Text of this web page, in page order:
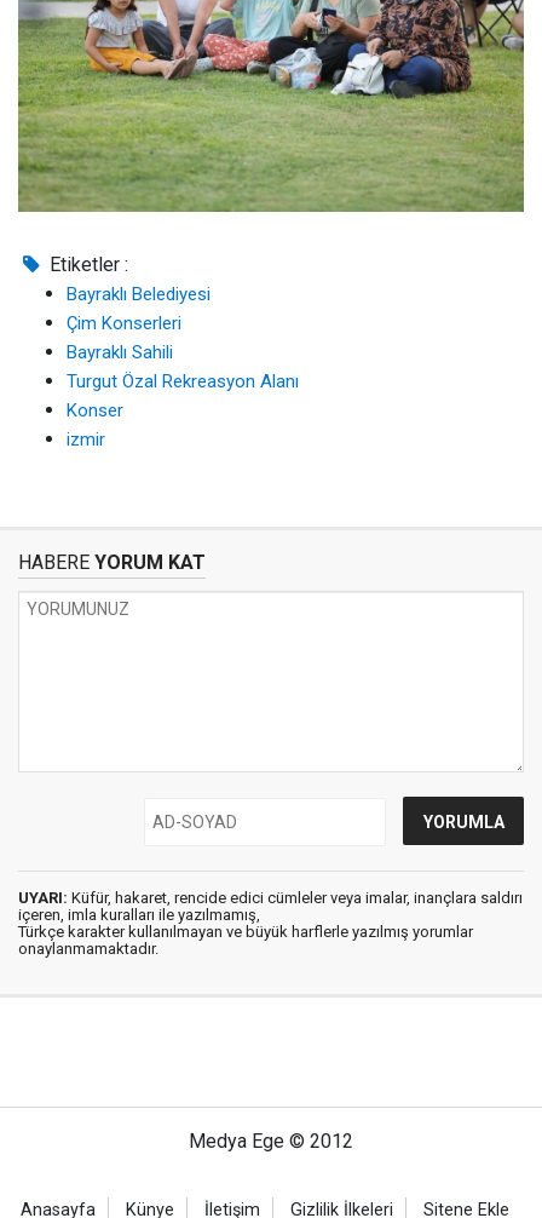
Etiketler :
Bayraklı Belediyesi
Çim Konserleri
Bayraklı Sahili
Turgut Özal Rekreasyon Alanı
Konser
izmir
HABERE YORUM KAT
UYARI: Küfür, hakaret, rencide edici cümleler veya imalar, inançlara saldırı
içeren, imla kuralları ile yazılmamış,
Türkçe karakter kullanılmayan ve büyük harflerle yazılmış yorumlar
onaylanmamaktadır.
Medya Ege © 2012
Anasayfa Künye İletişim Gizlilik İlkeleri Sitene Ekle